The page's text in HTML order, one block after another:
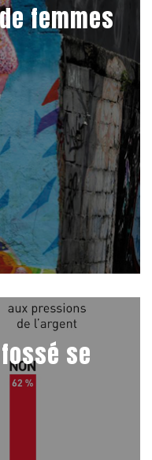
femmes
se